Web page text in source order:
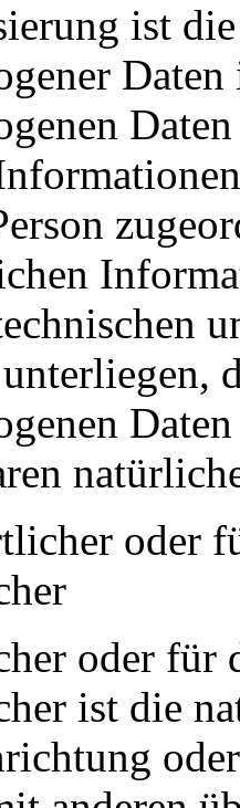
ist
oder
oder für
ist die